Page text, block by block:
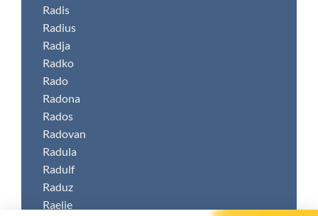
Radis
Radius
Radja
Radko
Rado
Radona
Rados
Radovan
Radula
Radulf
Raduz
Raelie